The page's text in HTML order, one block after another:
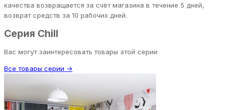
качества возвращается за счёт магазина в течение 5 дней,
возврат средств за 10 рабочих дней.
Серия Chill
Вас могут заинтересовать товары этой серии
Все товары серии →